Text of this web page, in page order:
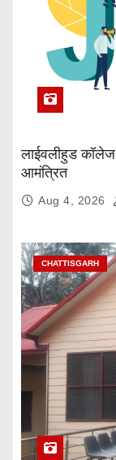
लाईवलीहुड
आमंत्रित
Aug 4, 2026
CHATTISGARH